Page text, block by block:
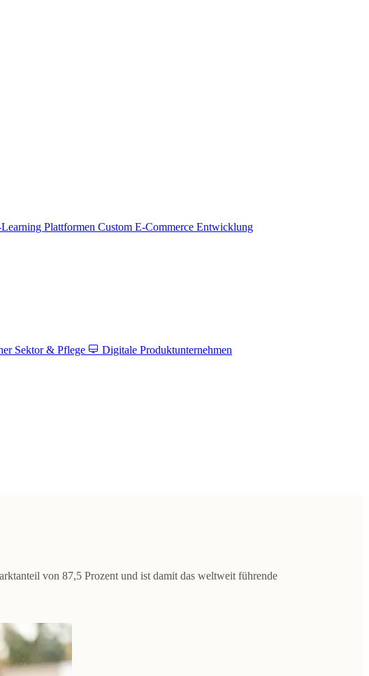
Plattformen Custom E-Commerce Entwicklung
Sektor & Pflege
Digitale Produktunternehmen
von 87,5 Prozent und ist damit das weltweit führende